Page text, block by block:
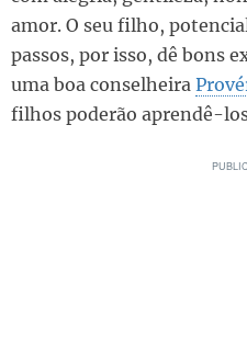
amor. O seu filho,
passos, por isso, dê bons
uma boa conselheira
filhos poderão aprendê-